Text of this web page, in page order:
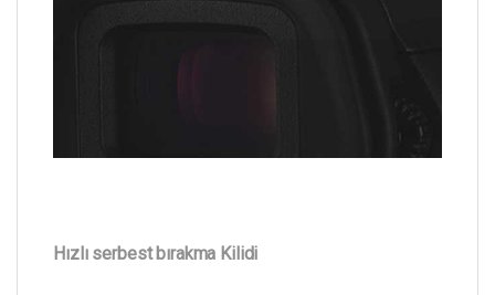
Hızlı serbest bırakma Kilidi